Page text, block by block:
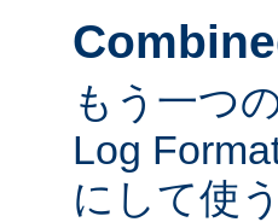
もう一つ
Log
にして使